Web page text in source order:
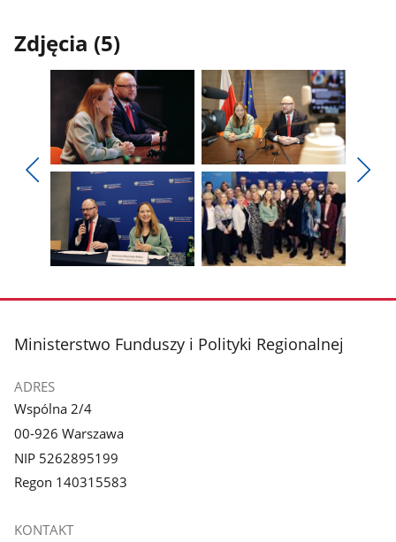
Zdjęcia (5)
poprzednie
zdjęcia
Pokaż
zdjęcie
galerii.
Pokaż
zdjęcie
2
z
galerii.
zdjęcie
galerii.
zdjęcie
galerii.
stopka
Ministerstwo Funduszy i Polityki Regionalnej
ADRES
Wspólna 2/4
00-926 Warszawa
NIP 5262895199
Regon 140315583
KONTAKT